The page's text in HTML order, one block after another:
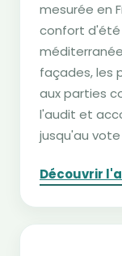
mesurée en
confort
façades, les
aux parties
l'audit et
jusqu'au
Découvrir